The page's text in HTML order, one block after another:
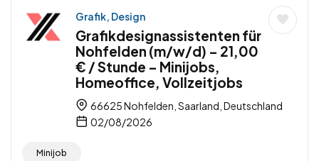
Grafik, Design
Grafikdesignassistenten für
Nohfelden (m/w/d) – 21,00
€ / Stunde – Minijobs,
Homeoffice, Vollzeitjobs
66625 Nohfelden, Saarland, Deutschland
02/08/2026
Minijob